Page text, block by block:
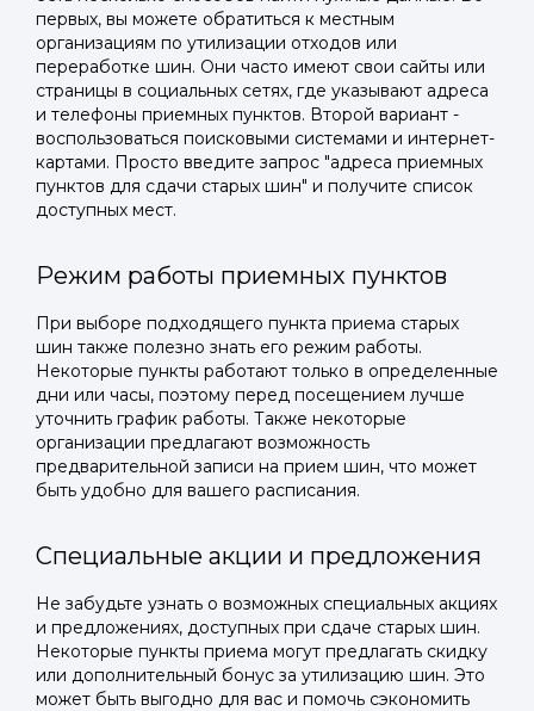
первых, вы можете обратиться к местным
организациям по утилизации отходов или
переработке шин. Они часто имеют свои сайты или
страницы в социальных сетях, где указывают адреса
и телефоны приемных пунктов. Второй вариант -
воспользоваться поисковыми системами и интернет-
картами. Просто введите запрос "адреса приемных
пунктов для сдачи старых шин" и получите список
доступных мест.
Режим работы приемных пунктов
При выборе подходящего пункта приема старых
шин также полезно знать его режим работы.
Некоторые пункты работают только в определенные
дни или часы, поэтому перед посещением лучше
уточнить график работы. Также некоторые
организации предлагают возможность
предварительной записи на прием шин, что может
быть удобно для вашего расписания.
Специальные акции и предложения
Не забудьте узнать о возможных специальных акциях
и предложениях, доступных при сдаче старых шин.
Некоторые пункты приема могут предлагать скидку
или дополнительный бонус за утилизацию шин. Это
может быть выгодно для вас и помочь сэкономить